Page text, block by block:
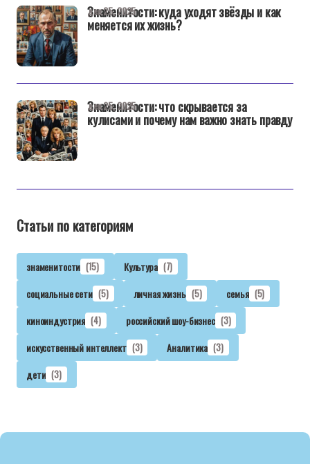
Знаменитости: куда уходят звёзды и как
меняется их жизнь?
дек 25, 2025
Знаменитости: что скрывается за
кулисами и почему нам важно знать правду
дек 25, 2025
Статьи по категориям
знаменитости (15) Культура (7)
социальные сети (5) личная жизнь (5) семья (5)
киноиндустрия (4) российский шоу-бизнес (3)
искусственный интеллект (3) Аналитика (3)
дети (3)